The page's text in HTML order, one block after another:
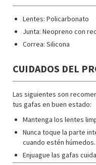
Lentes: Policarbonato
Junta: Neopreno con
Correa: Silicona
CUIDADOS DEL
Las siguientes son
tus gafas en buen estado:
Mantenga los lentes
Nunca toque la parte
cuando estén húmedos.
Enjuague las gafas